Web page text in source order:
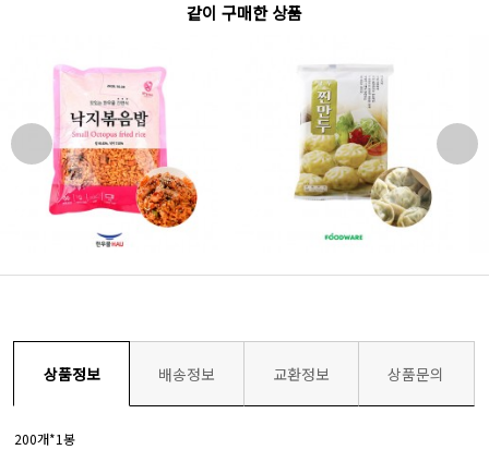
같이 구매한 상품
상품정보 배송정보 교환정보 상품문의
200개*1봉